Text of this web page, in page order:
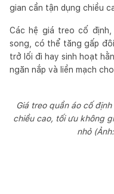
gian cần tận dụng chiều
Các hệ giá treo cố
song, có thể tăng gấp
trở lối đi hay sinh hoạt
ngăn nắp và liền mạch
Giá treo quần áo cố
chiều cao, tối ưu không
nhỏ